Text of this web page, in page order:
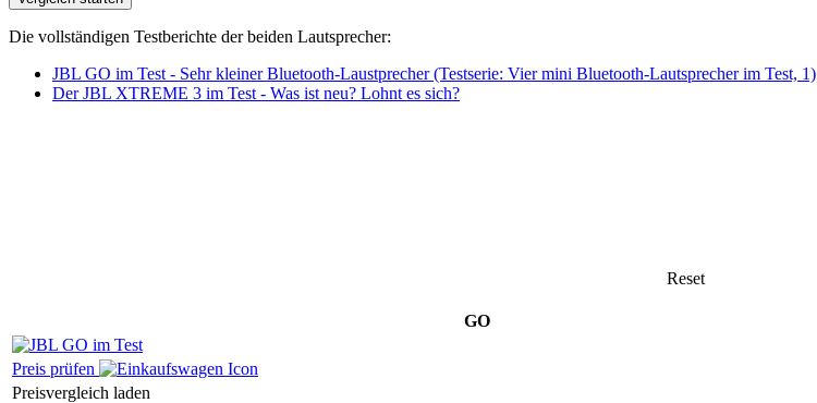
Die vollständigen Testberichte der beiden Lautsprecher:
JBL GO im Test - Sehr kleiner Bluetooth-Laustprecher (Testserie: Vier mini Bluetooth-Lautsprecher im Test, 1)
Der JBL XTREME 3 im Test - Was ist neu? Lohnt es sich?
Reset
GO
Preis prüfen
Preisvergleich laden